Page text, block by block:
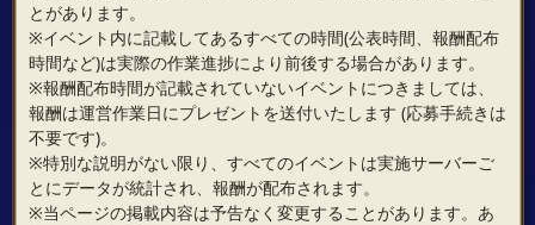
とがあります。
※イベント内に記載してあるすべての時間(公表時間、報酬配布
時間など)は実際の作業進捗により前後する場合があります。
※報酬配布時間が記載されていないイベントにつきましては、
報酬は運営作業日にプレゼントを送付いたします (応募手続きは
不要です)。
※特別な説明がない限り、すべてのイベントは実施サーバーご
とにデータが統計され、報酬が配布されます。
※当ページの掲載内容は予告なく変更することがあります。あ